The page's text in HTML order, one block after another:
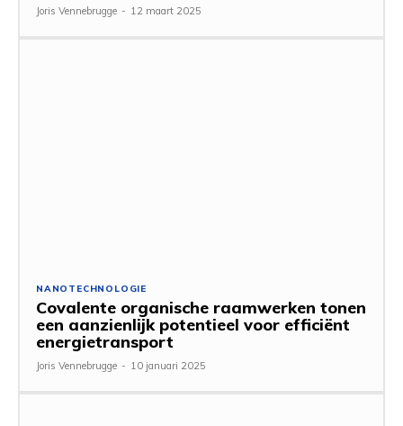
Joris Vennebrugge - 12 maart 2025
NANOTECHNOLOGIE
Covalente organische raamwerken tonen
een aanzienlijk potentieel voor efficiënt
energietransport
Joris Vennebrugge - 10 januari 2025